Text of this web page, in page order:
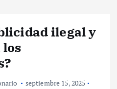
ilegal y
los
septiembre 15, 2025